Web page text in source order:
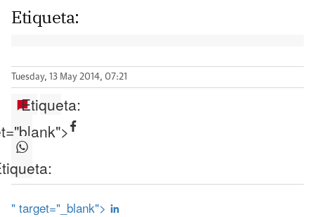
Etiqueta:
Tuesday, 13 May 2014, 07:21
Etiqueta:
" target="_blank">